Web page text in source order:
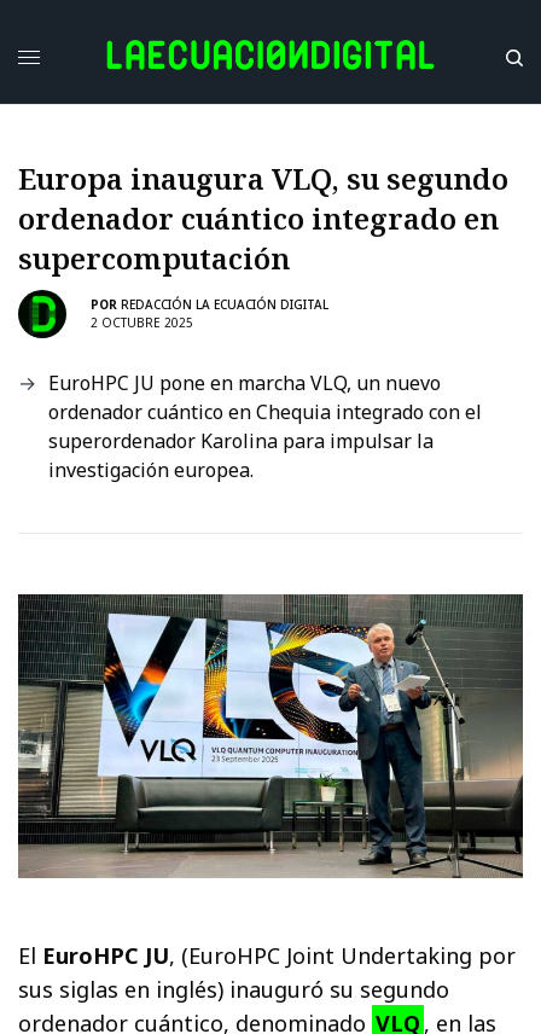
Europa inaugura VLQ, su segundo
ordenador cuántico integrado en
supercomputación
POR REDACCIÓN LA ECUACIÓN DIGITAL
2 OCTUBRE 2025
EuroHPC JU pone en marcha VLQ, un nuevo
ordenador cuántico en Chequia integrado con el
superordenador Karolina para impulsar la
investigación europea.
El EuroHPC JU, (EuroHPC Joint Undertaking por
sus siglas en inglés) inauguró su segundo
ordenador cuántico, denominado VLQ , en las